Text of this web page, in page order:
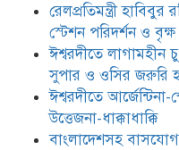
রেলপ্রতিমন্ত্রী
স্টেশন পরিদর্শন ও
ঈশ্বরদীতে লাগামহীন
সুপার ও ওসির জরুরি
ঈশ্বরদীতে
উত্তেজনা-ধাক্কাধাক্কি
বাংলাদেশসহ